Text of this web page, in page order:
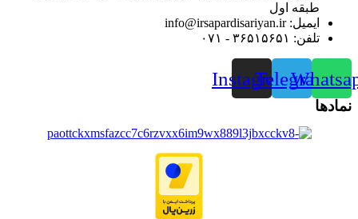
طبقه اول
ایمیل: info@irsapardisariyan.ir
تلفن: ۳۶۵۱۵۶۵۱ - ۰۷۱
Telegram
Instagram
نمادها